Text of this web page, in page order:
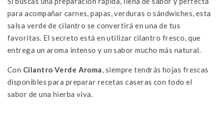
para acompañar carnes, papas, verduras o sándwiches, esta
salsa verde de cilantro se convertirá en una de tus
favoritas. El secreto está en utilizar cilantro fresco, que
entrega un aroma intenso y un sabor mucho más natural.
Con Cilantro Verde Aroma, siempre tendrás hojas frescas
disponibles para preparar recetas caseras con todo el
sabor de una hierba viva.